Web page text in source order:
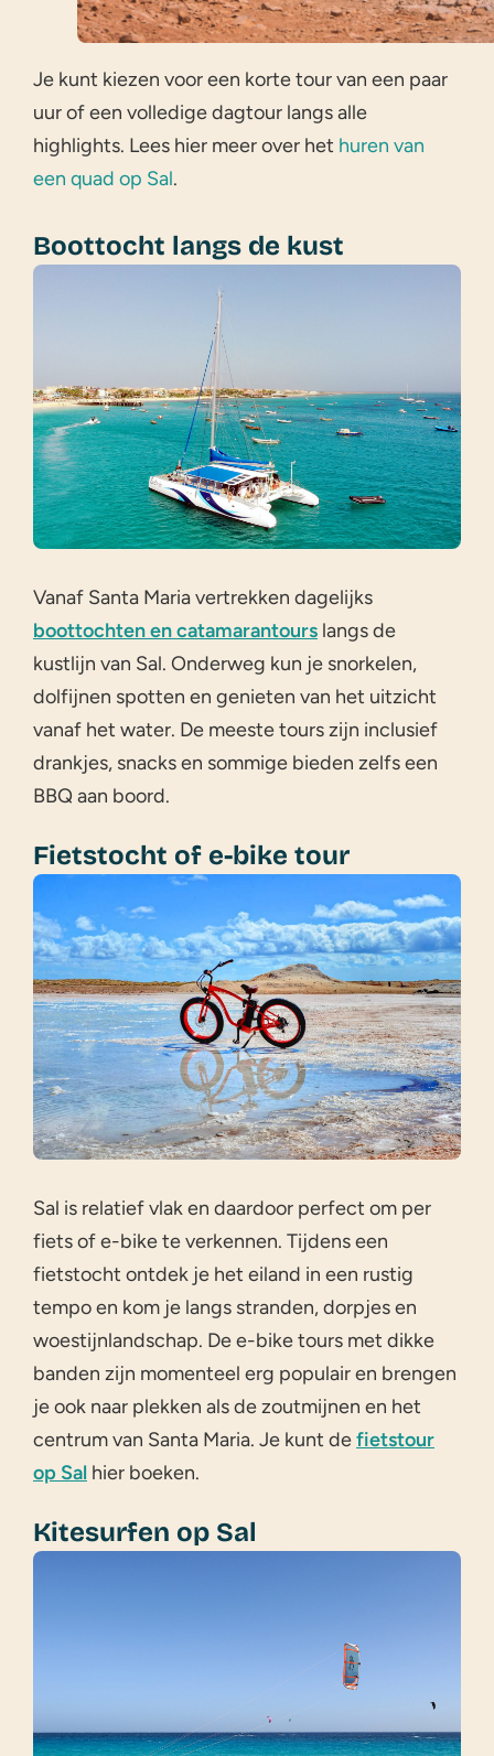
Je kunt kiezen voor een korte tour van een paar
uur of een volledige dagtour langs alle
highlights. Lees hier meer over het huren van
een quad op Sal.
Boottocht langs de kust
Vanaf Santa Maria vertrekken dagelijks
boottochten en catamarantours langs de
kustlijn van Sal. Onderweg kun je snorkelen,
dolfijnen spotten en genieten van het uitzicht
vanaf het water. De meeste tours zijn inclusief
drankjes, snacks en sommige bieden zelfs een
BBQ aan boord.
Fietstocht of e-bike tour
Sal is relatief vlak en daardoor perfect om per
fiets of e-bike te verkennen. Tijdens een
fietstocht ontdek je het eiland in een rustig
tempo en kom je langs stranden, dorpjes en
woestijnlandschap. De e-bike tours met dikke
banden zijn momenteel erg populair en brengen
je ook naar plekken als de zoutmijnen en het
centrum van Santa Maria. Je kunt defietstour
op Sal hier boeken.
Kitesurfen op Sal